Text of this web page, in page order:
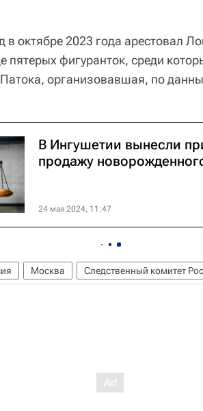
в октябре 2023 года арестовал
фигуранток, среди
организовавшая, по
В Ингушетии вынесли
продажу
24 мая 2024, 11:47
Москва Следственный комитет